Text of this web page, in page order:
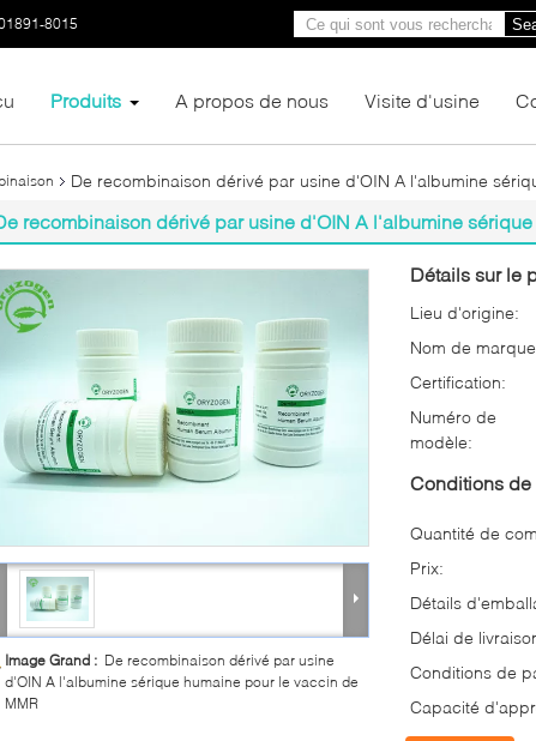
8015
Produits A propos de nous Visite d'usine
De recombinaison dérivé par usine d'OIN A l'albumine
recombinaison dérivé par usine d'OIN A l'albumine
Image Grand : De recombinaison dérivé par usine
d'OIN A l'albumine sérique humaine pour le vaccin de
MMR
Détails sur le
Lieu d'origine:
Nom de
Certification:
Numéro de
modèle:
Conditions
Quantité de
Prix:
Détails
Délai de
Conditions de
Capacité